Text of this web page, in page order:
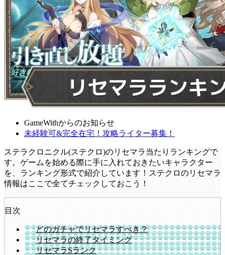
GameWithからのお知らせ
未経験可&完全在宅！攻略ライター募集！
ステラクロニクル(ステクロ)のリセマラ当たりランキングで
す。ゲームを始める際に手に入れておきたいキャラクター
を、ランキング形式で紹介しています！ステクロのリセマラ
情報はここで全てチェックしておこう！
目次
どのガチャでリセマラすべき？
リセマラの終了タイミング
リセマラSランク